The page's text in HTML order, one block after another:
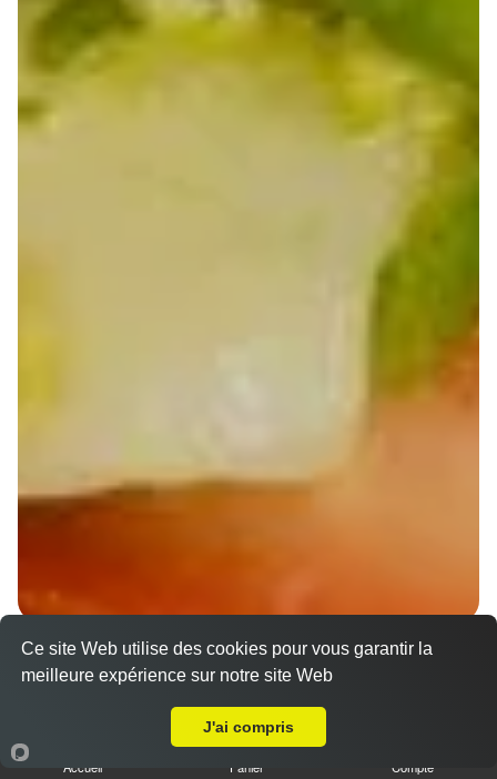
Wraps Chicken
8.50 €
Accueil Panier Compte
Ce site Web utilise des cookies pour vous garantir la
meilleure expérience sur notre site Web
J'ai compris